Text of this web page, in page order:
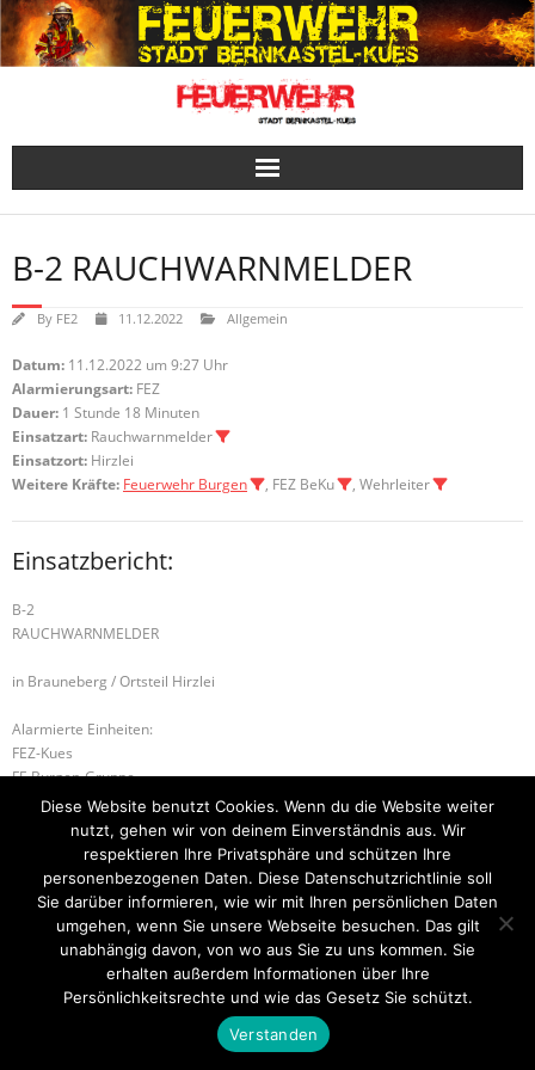
Skip
to
content
B-2 RAUCHWARNMELDER
By FE2 11.12.2022 Allgemein
Datum: 11.12.2022 um 9:27 Uhr
Alarmierungsart: FEZ
Dauer: 1 Stunde 18 Minuten
Einsatzart: Rauchwarnmelder
Einsatzort: Hirzlei
Weitere Kräfte: Feuerwehr Burgen , FEZ BeKu , Wehrleiter
Einsatzbericht:
B-2
RAUCHWARNMELDER
in Brauneberg / Ortsteil Hirzlei
Alarmierte Einheiten:
FEZ-Kues
FF-Burgen-Gruppe
WL-Bernkastel-Kues
W-2 WASSERRETTUNG S-1 SONDERLAGE
Startseite Einsätze Mitglied werden Über uns
Bilder
Kontakt
Theme byThink Up Themes Ltd. Powered byWordPress.
Diese Website benutzt Cookies. Wenn du die Website weiter
nutzt, gehen wir von deinem Einverständnis aus. Wir
respektieren Ihre Privatsphäre und schützen Ihre
personenbezogenen Daten. Diese Datenschutzrichtlinie soll
Sie darüber informieren, wie wir mit Ihren persönlichen Daten
umgehen, wenn Sie unsere Webseite besuchen. Das gilt
unabhängig davon, von wo aus Sie zu uns kommen. Sie
erhalten außerdem Informationen über Ihre
Persönlichkeitsrechte und wie das Gesetz Sie schützt.
Verstanden